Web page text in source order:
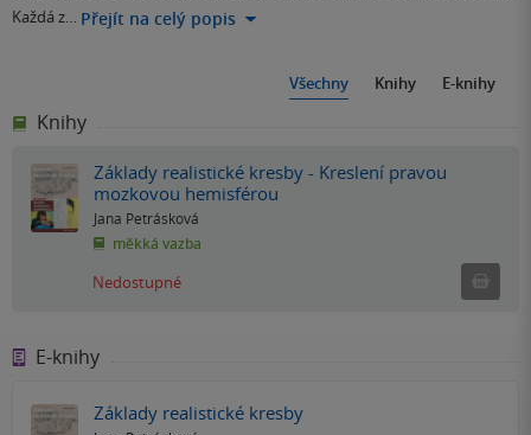
Každá z… Přejít na celý popis
Všechny Knihy E-knihy
Knihy
Základy realistické kresby - Kreslení pravou
mozkovou hemisférou
Jana Petrásková
měkká vazba
Nedostupné
E-knihy
Základy realistické kresby